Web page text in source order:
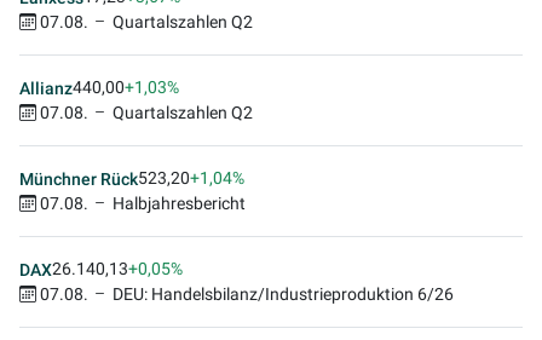
07.08.
Quartalszahlen Q2
Allianz440,00+1,03%
07.08.
Quartalszahlen Q2
Münchner Rück523,20+1,04%
07.08.
Halbjahresbericht
DAX26.140,13+0,05%
07.08.
DEU: Handelsbilanz/Industrieproduktion 6/26